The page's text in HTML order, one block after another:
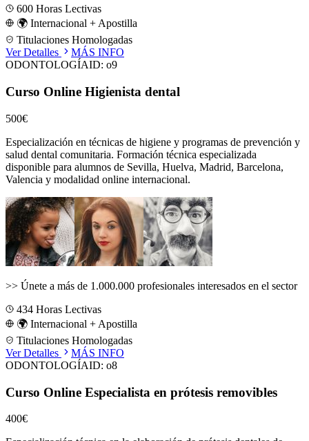
600 Horas Lectivas
🌍 Internacional + Apostilla
Titulaciones Homologadas
Ver Detalles
MÁS INFO
ODONTOLOGÍAID: o9
Curso Online Higienista dental
500€
Especialización en técnicas de higiene y programas de prevención y
salud dental comunitaria. Formación técnica especializada
disponible para alumnos de Sevilla, Huelva, Madrid, Barcelona,
Valencia y modalidad online internacional.
>> Únete a más de 1.000.000 profesionales interesados en el sector
434 Horas Lectivas
🌍 Internacional + Apostilla
Titulaciones Homologadas
Ver Detalles
MÁS INFO
ODONTOLOGÍAID: o8
Curso Online Especialista en prótesis removibles
400€